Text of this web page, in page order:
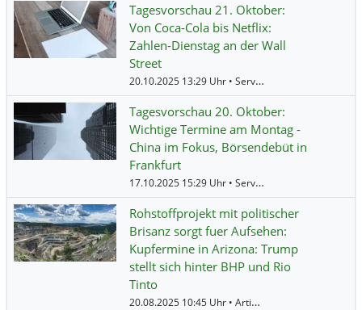
Tagesvorschau 21. Oktober:
Von Coca-Cola bis Netflix:
Zahlen-Dienstag an der Wall
Street
20.10.2025 13:29 Uhr • Service • BörsenNEWS.de •
Tagesvorschau 20. Oktober:
Wichtige Termine am Montag -
China im Fokus, Börsendebüt in
Frankfurt
17.10.2025 15:29 Uhr • Service • BörsenNEWS.de •
Rohstoffprojekt mit politischer
Brisanz sorgt fuer Aufsehen:
Kupfermine in Arizona: Trump
stellt sich hinter BHP und Rio
Tinto
20.08.2025 10:45 Uhr • Artikel • BörsenNEWS.de •